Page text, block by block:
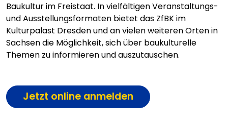
Baukultur im Freistaat. In vielfältigen Veranstaltungs-
und Ausstellungsformaten bietet das ZfBK im
Kulturpalast Dresden und an vielen weiteren Orten in
Sachsen die Möglichkeit, sich über baukulturelle
Themen zu informieren und auszutauschen.
Jetzt online anmelden